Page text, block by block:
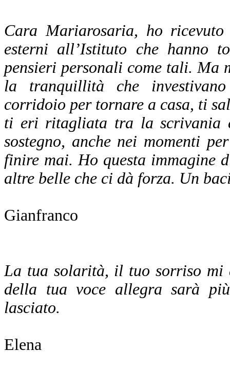
Cara Mariarosaria, ho
esterni all’Istituto che hanno
pensieri personali come tali. Ma
la tranquillità che
corridoio per tornare a casa, ti
ti eri ritagliata tra la scrivania
sostegno, anche nei momenti
finire mai. Ho questa immagine
altre belle che ci dà forza. Un
Gianfranco
La tua solarità, il tuo sorriso mi
della tua voce allegra sarà
lasciato.
Elena